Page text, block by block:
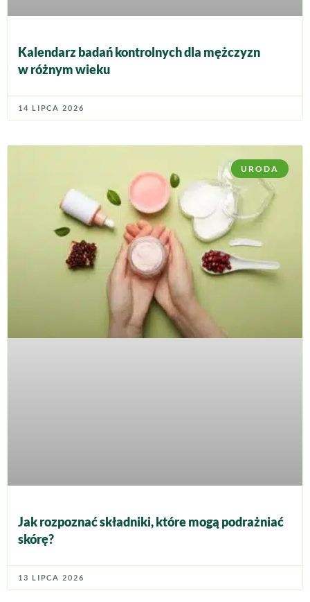
Kalendarz badań kontrolnych dla mężczyzn
w różnym wieku
14 LIPCA 2026
URODA
Jak rozpoznać składniki, które mogą podrażniać
skórę?
13 LIPCA 2026